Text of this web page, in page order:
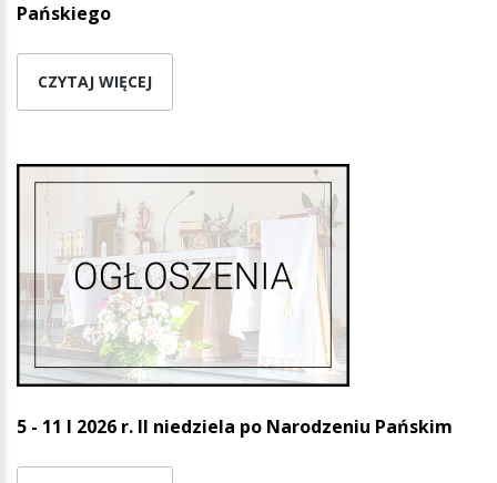
Pańskiego
CZYTAJ WIĘCEJ
5 - 11 I 2026 r. II niedziela po Narodzeniu Pańskim